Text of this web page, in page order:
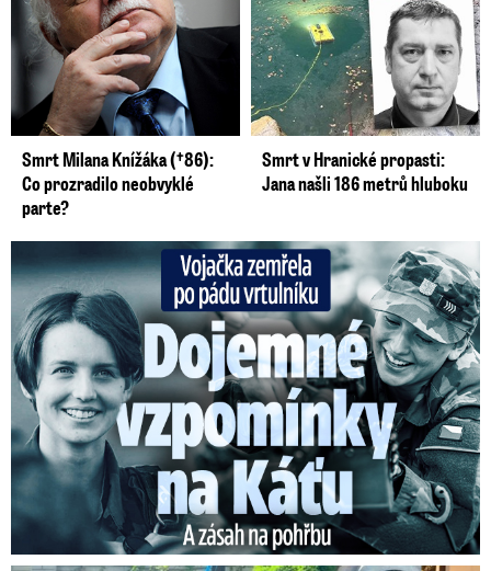
Smrt Milana Knížáka (†86):
Co prozradilo neobvyklé
parte?
Smrt v Hranické propasti:
Jana našli 186 metrů hluboku
Vojačka zemřela po pádu vrtulníku: Dojemné vzpomínky na ...